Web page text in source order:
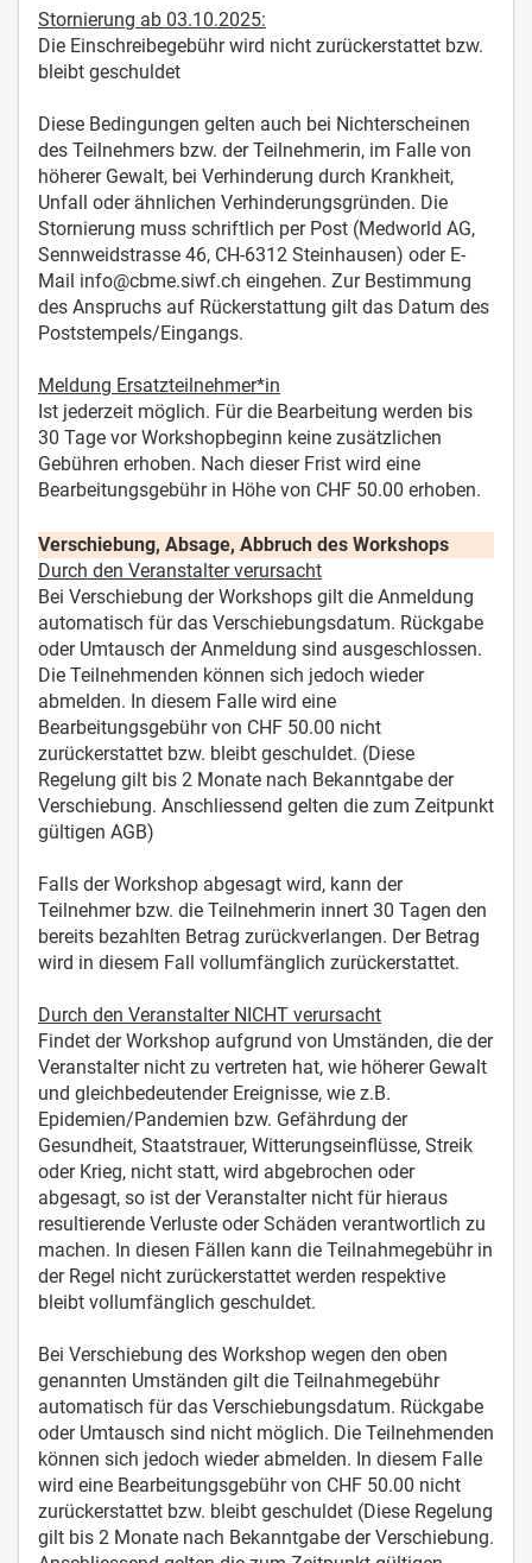
Stornierung ab 03.10.2025:
Die Einschreibegebühr wird nicht zurückerstattet bzw.
bleibt geschuldet
Diese Bedingungen gelten auch bei Nichterscheinen
des Teilnehmers bzw. der Teilnehmerin, im Falle von
höherer Gewalt, bei Verhinderung durch Krankheit,
Unfall oder ähnlichen Verhinderungsgründen. Die
Stornierung muss schriftlich per Post (Medworld AG,
Sennweidstrasse 46, CH-6312 Steinhausen) oder E-
Mail info@cbme.siwf.ch eingehen. Zur Bestimmung
des Anspruchs auf Rückerstattung gilt das Datum des
Poststempels/Eingangs.
Meldung Ersatzteilnehmer*in
Ist jederzeit möglich. Für die Bearbeitung werden bis
30 Tage vor Workshopbeginn keine zusätzlichen
Gebühren erhoben. Nach dieser Frist wird eine
Bearbeitungsgebühr in Höhe von CHF 50.00 erhoben.
Verschiebung, Absage, Abbruch des Workshops
Durch den Veranstalter verursacht
Bei Verschiebung der Workshops gilt die Anmeldung
automatisch für das Verschiebungsdatum. Rückgabe
oder Umtausch der Anmeldung sind ausgeschlossen.
Die Teilnehmenden können sich jedoch wieder
abmelden. In diesem Falle wird eine
Bearbeitungsgebühr von CHF 50.00 nicht
zurückerstattet bzw. bleibt geschuldet. (Diese
Regelung gilt bis 2 Monate nach Bekanntgabe der
Verschiebung. Anschliessend gelten die zum Zeitpunkt
gültigen AGB)
Falls der Workshop abgesagt wird, kann der
Teilnehmer bzw. die Teilnehmerin innert 30 Tagen den
bereits bezahlten Betrag zurückverlangen. Der Betrag
wird in diesem Fall vollumfänglich zurückerstattet.
Durch den Veranstalter NICHT verursacht
Findet der Workshop aufgrund von Umständen, die der
Veranstalter nicht zu vertreten hat, wie höherer Gewalt
und gleichbedeutender Ereignisse, wie z.B.
Epidemien/Pandemien bzw. Gefährdung der
Gesundheit, Staatstrauer, Witterungseinflüsse, Streik
oder Krieg, nicht statt, wird abgebrochen oder
abgesagt, so ist der Veranstalter nicht für hieraus
resultierende Verluste oder Schäden verantwortlich zu
machen. In diesen Fällen kann die Teilnahmegebühr in
der Regel nicht zurückerstattet werden respektive
bleibt vollumfänglich geschuldet.
Bei Verschiebung des Workshop wegen den oben
genannten Umständen gilt die Teilnahmegebühr
automatisch für das Verschiebungsdatum. Rückgabe
oder Umtausch sind nicht möglich. Die Teilnehmenden
können sich jedoch wieder abmelden. In diesem Falle
wird eine Bearbeitungsgebühr von CHF 50.00 nicht
zurückerstattet bzw. bleibt geschuldet (Diese Regelung
gilt bis 2 Monate nach Bekanntgabe der Verschiebung.